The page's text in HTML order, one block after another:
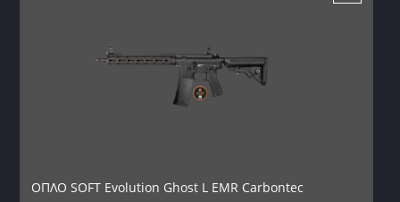
ΟΠΛΟ SOFT Evolution Ghost L EMR Carbontec